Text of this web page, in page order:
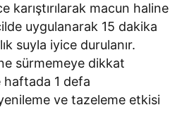
karıştırılarak macun haline
uygulanarak 15 dakika
suyla iyice durulanır.
sürmemeye dikkat
haftada 1 defa
ve tazeleme etkisi